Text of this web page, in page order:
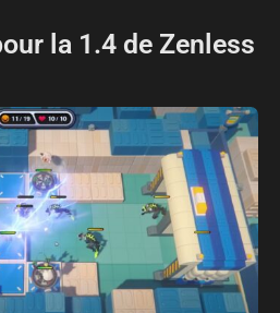
la 1.4 de Zenless